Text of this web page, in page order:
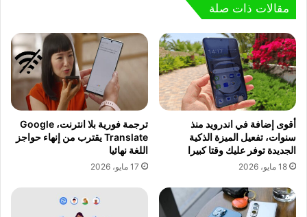
مقالات ذات صلة
أقوى إضافة في اندرويد منذ
سنوات، تفعيل الميزة الذكية
الجديدة توفر عليك وقتا كبيرا
18 مايو، 2026
ترجمة فورية بلا انترنت، Google
Translate يقترب من إنهاء حواجز
اللغة نهائيا
17 مايو، 2026